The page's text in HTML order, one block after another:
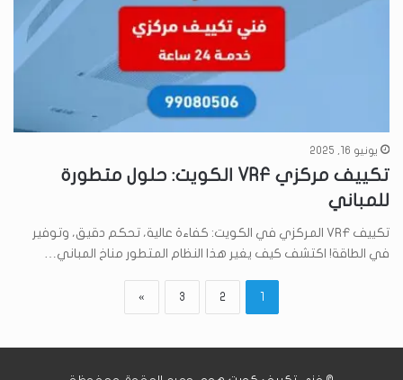
يونيو 16, 2025
تكييف مركزي VRF الكويت: حلول متطورة
للمباني
تكييف VRF المركزي في الكويت: كفاءة عالية، تحكم دقيق، وتوفير
في الطاقة! اكتشف كيف يغير هذا النظام المتطور مناخ المباني…
2
3
»